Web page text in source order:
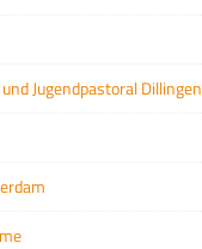
Jugendpastoral Dillingen